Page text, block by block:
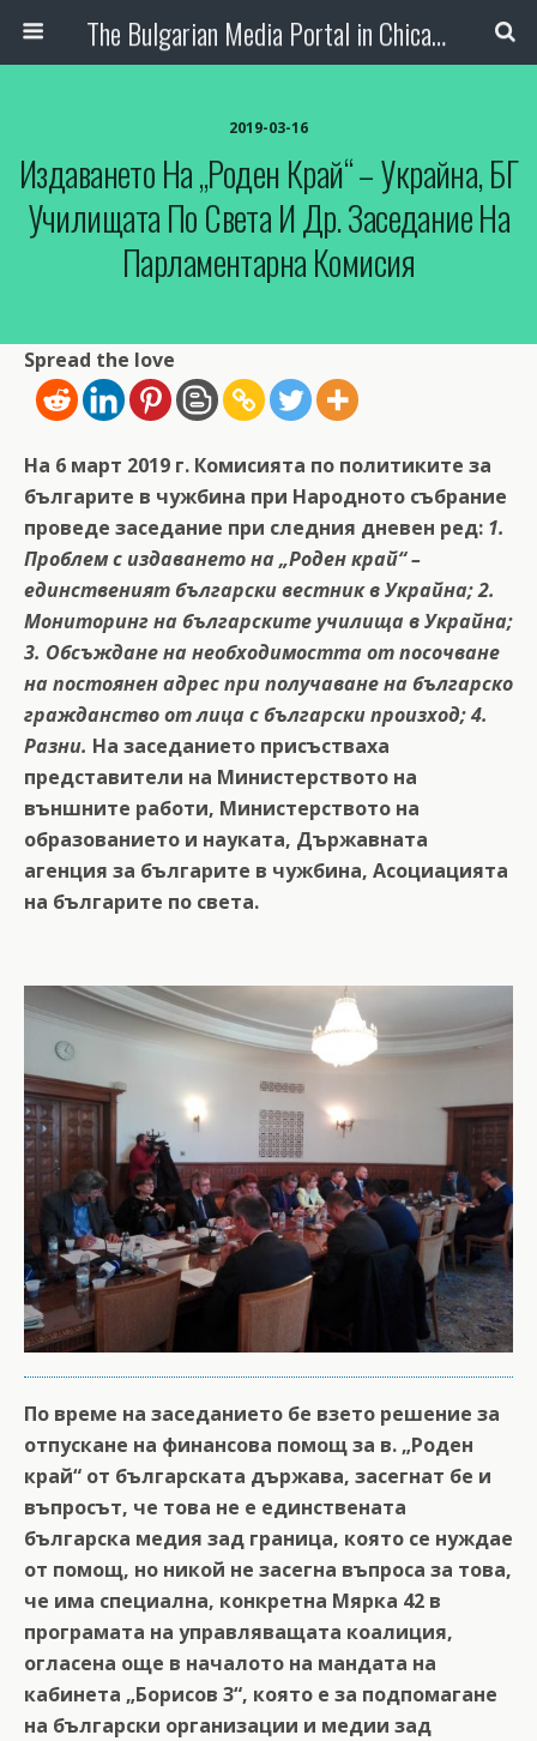
The Bulgarian Media Portal in Chicago
2019-03-16
Издаването На „Роден Край“ – Украйна, БГ
Училищата По Света И Др. Заседание На
Парламентарна Комисия
Spread the love
На 6 март 2019 г. Комисията по политиките за
българите в чужбина при Народното събрание
проведе заседание при следния дневен ред: 1.
Проблем с издаването на „Роден край“ –
единственият български вестник в Украйна; 2.
Мониторинг на българските училища в Украйна;
3. Обсъждане на необходимостта от посочване
на постоянен адрес при получаване на българско
гражданство от лица с български произход; 4.
Разни. На заседанието присъстваха
представители на Министерството на
външните работи, Министерството на
образованието и науката, Държавната
агенция за българите в чужбина, Асоциацията
на българите по света.
По време на заседанието бе взето решение за
отпускане на финансова помощ за в. „Роден
край“ от българската държава, засегнат бе и
въпросът, че това не е единствената
българска медия зад граница, която се нуждае
от помощ, но никой не засегна въпроса за това,
че има специална, конкретна Мярка 42 в
програмата на управляващата коалиция,
огласена още в началото на мандата на
кабинета „Борисов 3“, която е за подпомагане
на български организации и медии зад